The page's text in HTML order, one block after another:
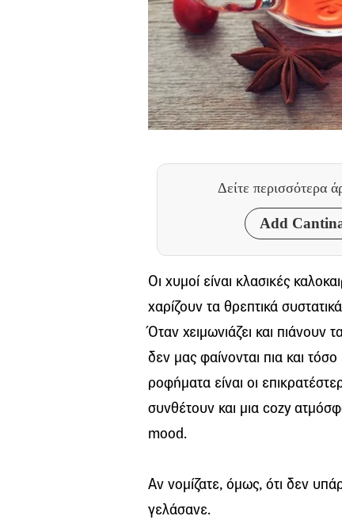
Δείτε περισσότερα
Add
Οι χυμοί είναι κλασικές
χαρίζουν τα θρεπτικά
Όταν χειμωνιάζει και πιάνουν
δεν μας φαίνονται πια και
ροφήματα είναι οι
συνθέτουν και μια cozy
mood.
Αν νομίζατε, όμως, ότι δεν
γελάσανε.